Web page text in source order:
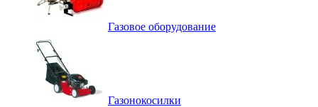
Газовое оборудование
Газонокосилки